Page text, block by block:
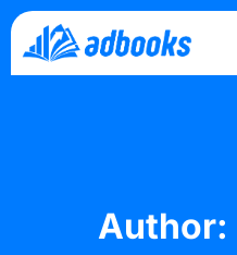
Author: